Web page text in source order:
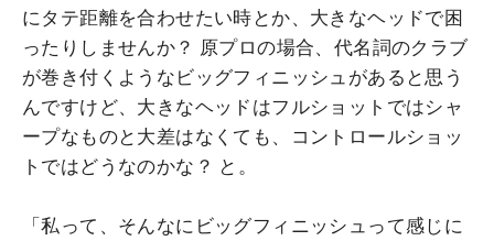
にタテ距離を合わせたい時とか、大きなヘッドで困
ったりしませんか？ 原プロの場合、代名詞のクラブ
が巻き付くようなビッグフィニッシュがあると思う
んですけど、大きなヘッドはフルショットではシャ
ープなものと大差はなくても、コントロールショッ
トではどうなのかな？ と。
「私って、そんなにビッグフィニッシュって感じに